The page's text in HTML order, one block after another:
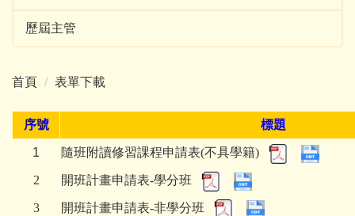
歷屆主管
首頁 表單下載
序號 標題
1 隨班附讀修習課程申請表(不具學籍)
2 開班計畫申請表-學分班
3 開班計畫申請表-非學分班